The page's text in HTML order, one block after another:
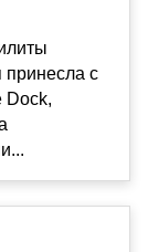
принесла с
Dock,